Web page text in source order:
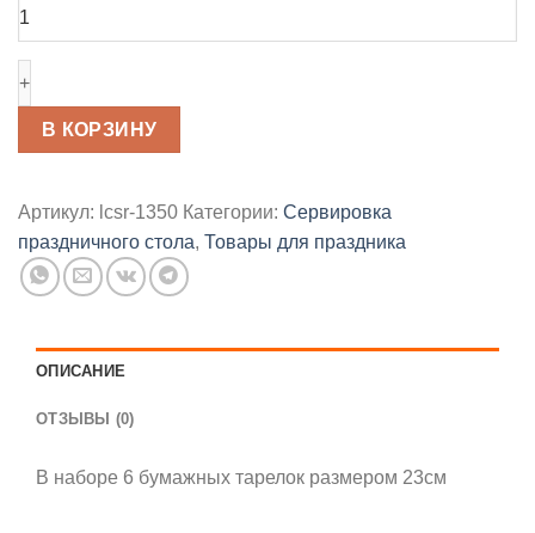
товара
Тарелки
В КОРЗИНУ
Артикул: lcsr-1350 Категории: Сервировка
праздничного стола, Товары для праздника
ОПИСАНИЕ
ОТЗЫВЫ (0)
В наборе 6 бумажных тарелок размером 23см